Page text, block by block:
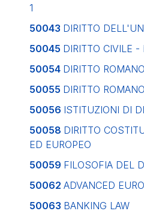
1
50043 DIRITTO
50045 DIRITTO CIVILE -
50054 DIRITTO
50055 DIRITTO
50056 ISTITUZIONI DI
50058 DIRITTO
ED EUROPEO
50059 FILOSOFIA DEL
50062 ADVANCED
50063 BANKING LAW